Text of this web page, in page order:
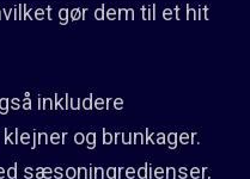
gør dem til et hit
inkludere
og brunkager.
sæsoningredienser,